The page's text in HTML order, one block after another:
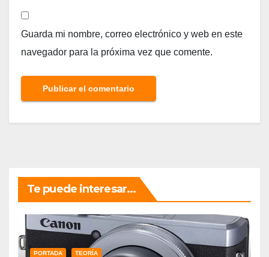
Guarda mi nombre, correo electrónico y web en este
navegador para la próxima vez que comente.
Te puede interesar...
PORTADA TEORÍA